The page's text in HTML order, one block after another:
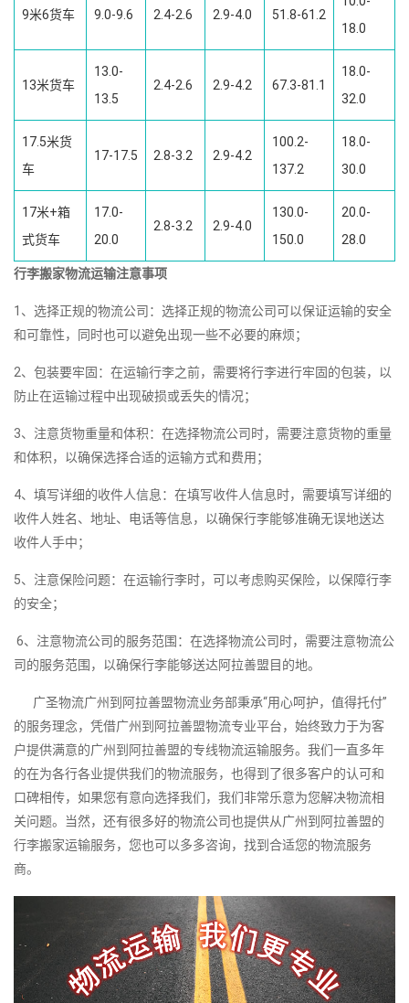
9米6货车 9.0-9.6 2.4-2.6 2.9-4.0 51.8-61.2
18.0
13米货车
13.0-
13.5
2.4-2.6 2.9-4.2 67.3-81.1
18.0-
32.0
17.5米货
车
17-17.5 2.8-3.2 2.9-4.2
100.2-
137.2
18.0-
30.0
17米+箱
式货车
17.0-
20.0
2.8-3.2 2.9-4.0
130.0-
150.0
20.0-
28.0
行李搬家物流运输注意事项
1、选择正规的物流公司：选择正规的物流公司可以保证运输的安全
和可靠性，同时也可以避免出现一些不必要的麻烦；
2、包装要牢固：在运输行李之前，需要将行李进行牢固的包装，以
防止在运输过程中出现破损或丢失的情况；
3、注意货物重量和体积：在选择物流公司时，需要注意货物的重量
和体积，以确保选择合适的运输方式和费用；
4、填写详细的收件人信息：在填写收件人信息时，需要填写详细的
收件人姓名、地址、电话等信息，以确保行李能够准确无误地送达
收件人手中；
5、注意保险问题：在运输行李时，可以考虑购买保险，以保障行李
的安全；
6、注意物流公司的服务范围：在选择物流公司时，需要注意物流公
司的服务范围，以确保行李能够送达阿拉善盟目的地。
广圣物流广州到阿拉善盟物流业务部秉承“用心呵护，值得托付”
的服务理念，凭借广州到阿拉善盟物流专业平台，始终致力于为客
户提供满意的广州到阿拉善盟的专线物流运输服务。我们一直多年
的在为各行各业提供我们的物流服务，也得到了很多客户的认可和
口碑相传，如果您有意向选择我们，我们非常乐意为您解决物流相
关问题。当然，还有很多好的物流公司也提供从广州到阿拉善盟的
行李搬家运输服务，您也可以多多咨询，找到合适您的物流服务
商。